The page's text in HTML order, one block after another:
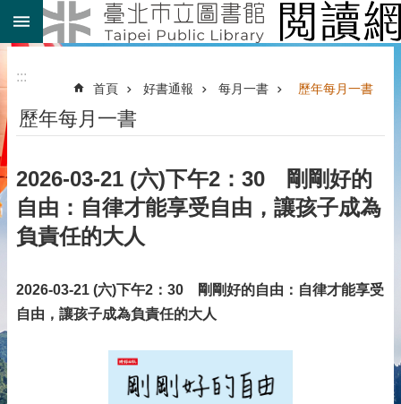
跳到主要內容區塊
:::
首頁 好書通報 每月一書 歷年每月一書
歷年每月一書
2026-03-21 (六)下午2：30 剛剛好的
自由：自律才能享受自由，讓孩子成為
負責任的大人
2026-03-21 (六)下午2：30 剛剛好的自由：自律才能享受
自由，讓孩子成為負責任的大人